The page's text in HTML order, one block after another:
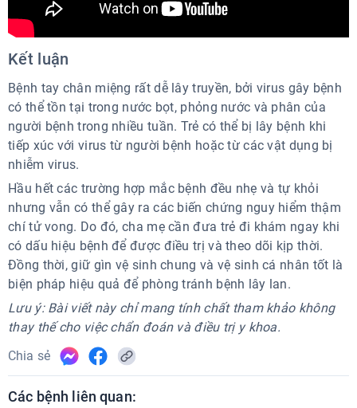
Kết luận
Bệnh tay chân miệng rất dễ lây truyền, bởi virus gây bệnh
có thể tồn tại trong nước bọt, phỏng nước và phân của
người bệnh trong nhiều tuần. Trẻ có thể bị lây bệnh khi
tiếp xúc với virus từ người bệnh hoặc từ các vật dụng bị
nhiễm virus.
Hầu hết các trường hợp mắc bệnh đều nhẹ và tự khỏi
nhưng vẫn có thể gây ra các biến chứng nguy hiểm thậm
chí tử vong. Do đó, cha mẹ cần đưa trẻ đi khám ngay khi
có dấu hiệu bệnh để được điều trị và theo dõi kịp thời.
Đồng thời, giữ gìn vệ sinh chung và vệ sinh cá nhân tốt là
biện pháp hiệu quả để phòng tránh bệnh lây lan.
Lưu ý: Bài viết này chỉ mang tính chất tham khảo không
thay thế cho việc chẩn đoán và điều trị y khoa.
Chia sẻ
Các bệnh liên quan: